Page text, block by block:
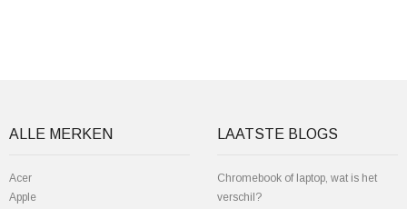
ALLE MERKEN
Acer
Apple
LAATSTE BLOGS
Chromebook of laptop, wat is het
verschil?